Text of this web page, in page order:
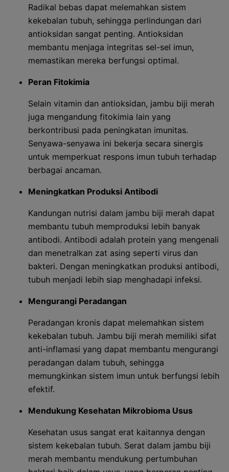
Radikal bebas dapat melemahkan sistem
kekebalan tubuh, sehingga perlindungan dari
antioksidan sangat penting. Antioksidan
membantu menjaga integritas sel-sel imun,
memastikan mereka berfungsi optimal.
Peran Fitokimia
Selain vitamin dan antioksidan, jambu biji merah
juga mengandung fitokimia lain yang
berkontribusi pada peningkatan imunitas.
Senyawa-senyawa ini bekerja secara sinergis
untuk memperkuat respons imun tubuh terhadap
berbagai ancaman.
Meningkatkan Produksi Antibodi
Kandungan nutrisi dalam jambu biji merah dapat
membantu tubuh memproduksi lebih banyak
antibodi. Antibodi adalah protein yang mengenali
dan menetralkan zat asing seperti virus dan
bakteri. Dengan meningkatkan produksi antibodi,
tubuh menjadi lebih siap menghadapi infeksi.
Mengurangi Peradangan
Peradangan kronis dapat melemahkan sistem
kekebalan tubuh. Jambu biji merah memiliki sifat
anti-inflamasi yang dapat membantu mengurangi
peradangan dalam tubuh, sehingga
memungkinkan sistem imun untuk berfungsi lebih
efektif.
Mendukung Kesehatan Mikrobioma Usus
Kesehatan usus sangat erat kaitannya dengan
sistem kekebalan tubuh. Serat dalam jambu biji
merah membantu mendukung pertumbuhan